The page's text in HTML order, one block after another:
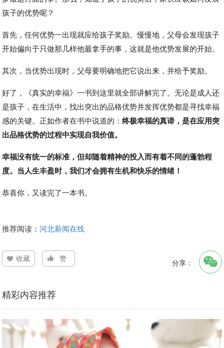
孩子的优势呢？
首先，任何优势一出现就应给孩子奖励。慢慢地，父母会发现孩子
开始偏向于只做那几样他最拿手的事，这就是他优势发展的开始。
其次，当优势出现时，父母要明确地把它说出来，并给予奖励。
好了，《真实的幸福》一书到这里就全部讲解完了。无论是成人还
是孩子，在生活中，找出突出的品格优势并发挥优势都是寻找幸福
感的关键。正如作者在书中说道的：终极幸福的真谛，是在应用突
出品格优势的过程中实现自我价值。
幸福没有统一的标准，但却随着精神的投入而有着不同的蓬勃程
度。当人生丰盈时，我们才会拥有生机和快乐的情绪！
恭喜你，又读完了一本书。
推荐阅读：河北新闻在线
收藏 赞 分享：
精彩内容推荐